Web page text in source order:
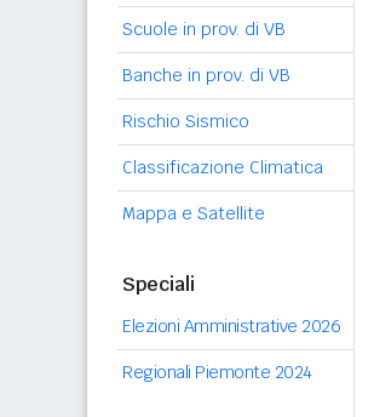
Scuole in prov. di VB
Banche in prov. di VB
Rischio Sismico
Classificazione Climatica
Mappa e Satellite
Speciali
Elezioni Amministrative 2026
Regionali Piemonte 2024